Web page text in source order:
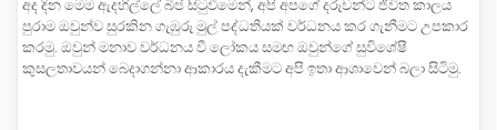
අද දින මෙම ඇදහිල්ලේ බීජ සිටුවීමෙන්, අපි අපගේ දරුවන්ට ජීවිත කාලය
පුරාම ඔවුන්ව සුරකින ගැඹුරු මුල් පද්ධතියක් වර්ධනය කර ගැනීමට උපකාර
කරමු. ඔවුන් මනාව වර්ධනය වී ලෝකය සමඟ ඔවුන්ගේ සුවිශේෂී
කුසලතාවයන් බෙදාගන්නා ආකාරය දැකීමට අපි ඉතා ආශාවෙන් බලා සිටිමු.